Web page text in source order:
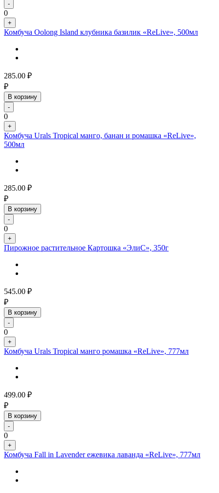
-
0
+
Комбуча Oolong Island клубника базилик «ReLive», 500мл
285.00 ₽
₽
В корзину
-
0
+
Комбуча Urals Tropical манго, банан и ромашка «ReLive»,
500мл
285.00 ₽
₽
В корзину
-
0
+
Пирожное растительное Картошка «ЭлиС», 350г
545.00 ₽
₽
В корзину
-
0
+
Комбуча Urals Tropical манго ромашка «ReLive», 777мл
499.00 ₽
₽
В корзину
-
0
+
Комбуча Fall in Lavender ежевика лаванда «ReLive», 777мл